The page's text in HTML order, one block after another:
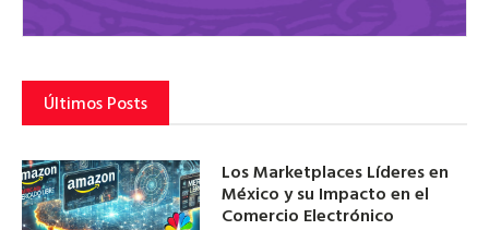
Últimos Posts
Los Marketplaces Líderes en
México y su Impacto en el
Comercio Electrónico